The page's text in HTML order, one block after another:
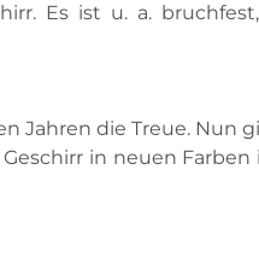
Es ist u. a.
Jahren die Treue. Nun
in neuen